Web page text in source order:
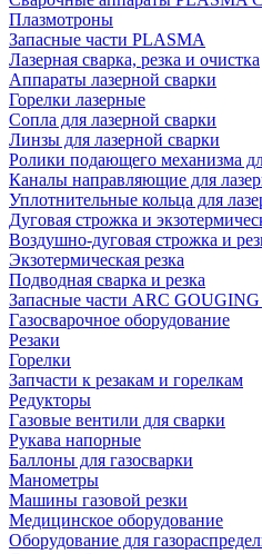
Плазмотроны
Запасные части PLASMA
Лазерная сварка, резка и очистка
Аппараты лазерной сварки
Горелки лазерные
Сопла для лазерной сварки
Линзы для лазерной сварки
Ролики подающего механизма
Каналы направляющие для
Уплотнительные кольца для
Дуговая строжка и
Воздушно-дуговая строжка и
Экзотермическая резка
Подводная сварка и резка
Запасные части ARC
Газосварочное оборудование
Резаки
Горелки
Запчасти к резакам и горелкам
Редукторы
Газовые вентили для сварки
Рукава напорные
Баллоны для газосварки
Манометры
Машины газовой резки
Медицинское оборудование
Оборудование для